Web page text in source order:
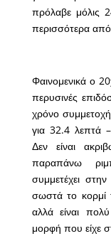
πρόλαβε μόλις
περισσότερα
Φαινομενικά ο
περυσινές
χρόνο
για 32.4 λεπτά
Δεν είναι
παραπάνω
συμμετέχει
σωστά το κορμί
αλλά είναι
μορφή που είχε